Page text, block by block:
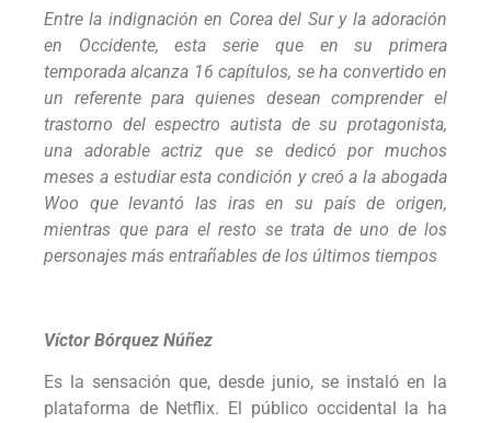
Entre la indignación en Corea del Sur y la adoración
en Occidente, esta serie que en su primera
temporada alcanza 16 capítulos, se ha convertido en
un referente para quienes desean comprender el
trastorno del espectro autista de su protagonista,
una adorable actriz que se dedicó por muchos
meses a estudiar esta condición y creó a la abogada
Woo que levantó las iras en su país de origen,
mientras que para el resto se trata de uno de los
personajes más entrañables de los últimos tiempos
Víctor Bórquez Núñez
Es la sensación que, desde junio, se instaló en la
plataforma de Netflix. El público occidental la ha